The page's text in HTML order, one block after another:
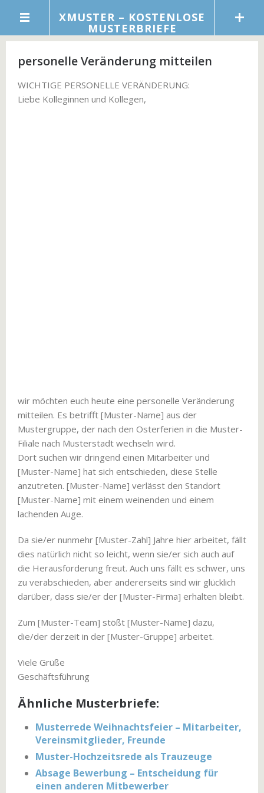
XMUSTER – KOSTENLOSE
MUSTERBRIEFE
personelle Veränderung mitteilen
WICHTIGE PERSONELLE VERÄNDERUNG:
Liebe Kolleginnen und Kollegen,
wir möchten euch heute eine personelle Veränderung
mitteilen. Es betrifft [Muster-Name] aus der
Mustergruppe, der nach den Osterferien in die Muster-
Filiale nach Musterstadt wechseln wird.
Dort suchen wir dringend einen Mitarbeiter und
[Muster-Name] hat sich entschieden, diese Stelle
anzutreten. [Muster-Name] verlässt den Standort
[Muster-Name] mit einem weinenden und einem
lachenden Auge.
Da sie/er nunmehr [Muster-Zahl] Jahre hier arbeitet, fällt
dies natürlich nicht so leicht, wenn sie/er sich auch auf
die Herausforderung freut. Auch uns fällt es schwer, uns
zu verabschieden, aber andererseits sind wir glücklich
darüber, dass sie/er der [Muster-Firma] erhalten bleibt.
Zum [Muster-Team] stößt [Muster-Name] dazu,
die/der derzeit in der [Muster-Gruppe] arbeitet.
Viele Grüße
Geschäftsführung
Ähnliche Musterbriefe:
Musterrede Weihnachtsfeier – Mitarbeiter,
Vereinsmitglieder, Freunde
Muster-Hochzeitsrede als Trauzeuge
Absage Bewerbung – Entscheidung für
einen anderen Mitbewerber